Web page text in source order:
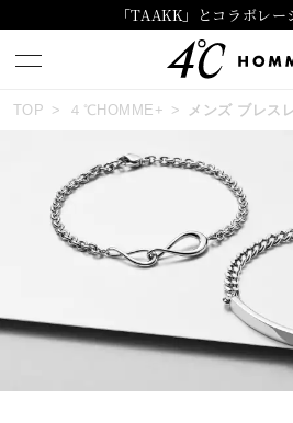
「TAAKK」とコラボレ
人気検索キーワード
#summer #ダイヤモンド ネック
#ペア
ブランド
TOP ４℃HOMME+ メンズ ブレス
おすすめ順
価格が安い
価格が高い